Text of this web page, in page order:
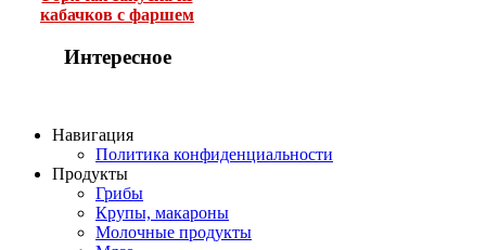
кабачков с фаршем
Интересное
Навигация
Политика конфиденциальности
Продукты
Грибы
Крупы, макароны
Молочные продукты